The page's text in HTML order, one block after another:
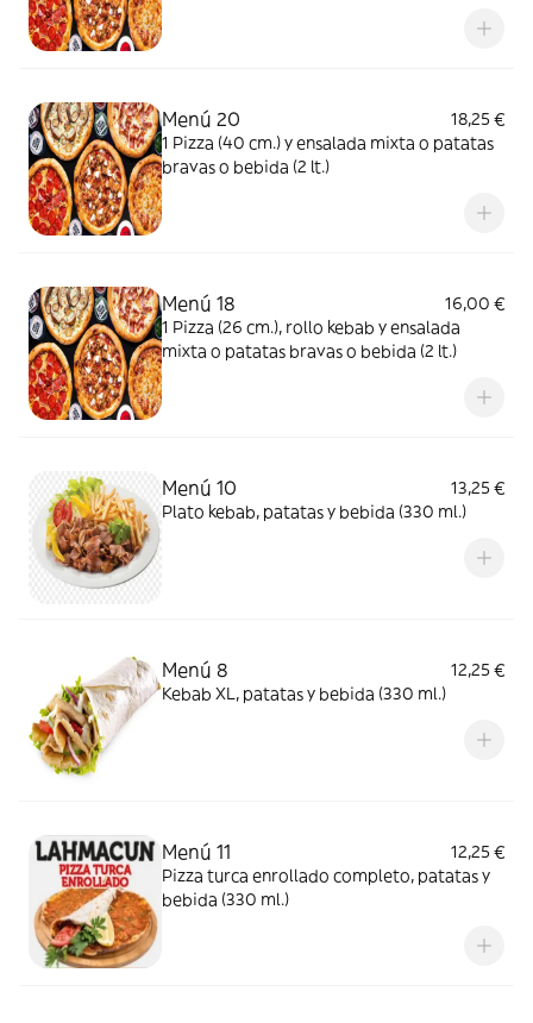
Menú 20
18,25 €
1 Pizza (40 cm.) y ensalada mixta o patatas
bravas o bebida (2 lt.)
Menú 18
16,00 €
1 Pizza (26 cm.), rollo kebab y ensalada
mixta o patatas bravas o bebida (2 lt.)
Menú 10
13,25 €
Plato kebab, patatas y bebida (330 ml.)
Menú 8
12,25 €
Kebab XL, patatas y bebida (330 ml.)
Menú 11
12,25 €
Pizza turca enrollado completo, patatas y
bebida (330 ml.)